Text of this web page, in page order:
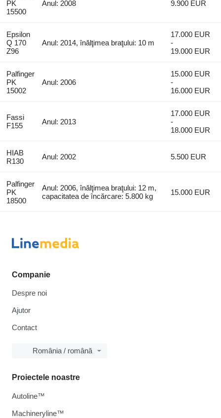
PK
15500
Anul: 2008 9.900 EUR
Epsilon
Q 170
Z96
Anul: 2014, înălţimea braţului: 10 m
17.000 EUR
-
19.000 EUR
Palfinger
PK
15002
Anul: 2006
15.000 EUR
-
16.000 EUR
Fassi
F155
Anul: 2013
17.000 EUR
-
18.000 EUR
HIAB
R130
Anul: 2002 5.500 EUR
Palfinger
PK
18500
Anul: 2006, înălţimea braţului: 12 m,
capacitatea de încărcare: 5.800 kg
15.000 EUR
Companie
Despre noi
Ajutor
Contact
România / română
Proiectele noastre
Autoline™
Machineryline™